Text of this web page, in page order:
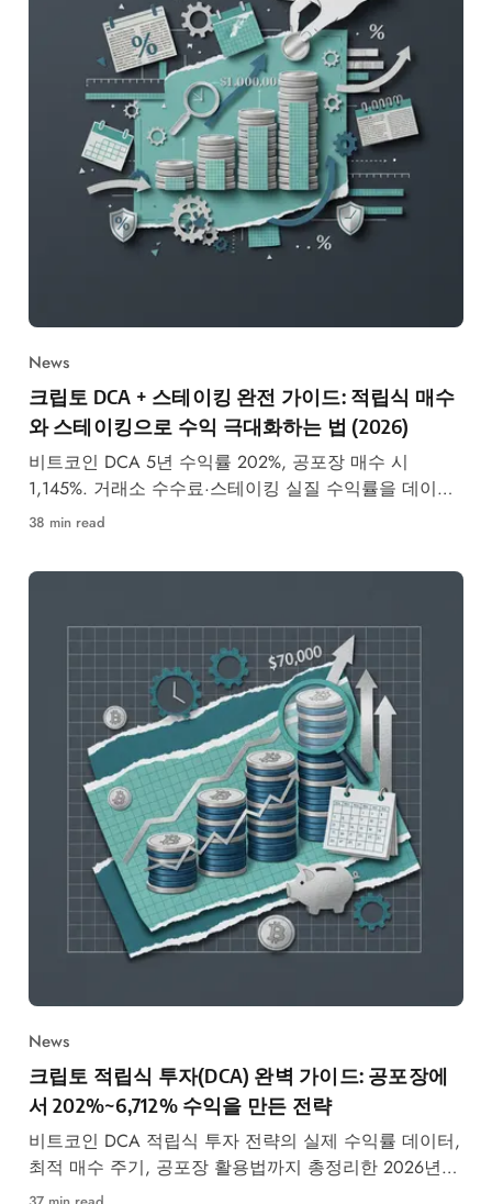
News
크립토 DCA + 스테이킹 완전 가이드: 적립식 매수
와 스테이킹으로 수익 극대화하는 법 (2026)
비트코인 DCA 5년 수익률 202%, 공포장 매수 시
1,145%. 거래소 수수료·스테이킹 실질 수익률을 데이터
로 비교 분석한 완전 가이드.
38 min read
News
크립토 적립식 투자(DCA) 완벽 가이드: 공포장에
서 202%~6,712% 수익을 만든 전략
비트코인 DCA 적립식 투자 전략의 실제 수익률 데이터,
최적 매수 주기, 공포장 활용법까지 총정리한 2026년
완벽 가이드.